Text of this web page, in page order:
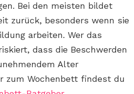
Bei den meisten bildet
zurück, besonders wenn sie
arbeiten. Wer das
dass die Beschwerden
Alter
zum Wochenbett findest du